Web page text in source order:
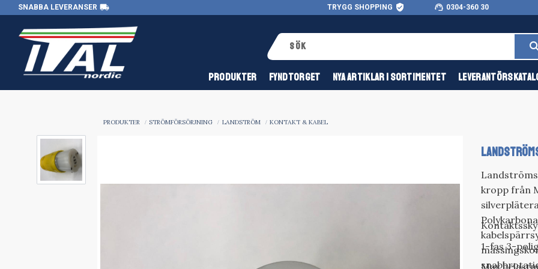
SNABBA LEVERANSER local_shipping TRYGG SHOPPING verified_user support_agent 0304-360 30
PRODUKTER FYNDTORGET NYA ARTIKLAR I SORTIMENTET
PRODUKTER STRÖMFÖRSÖRJNING LANDSTRÖM KONTAKT & KABEL
kropp från
1-fas 3-